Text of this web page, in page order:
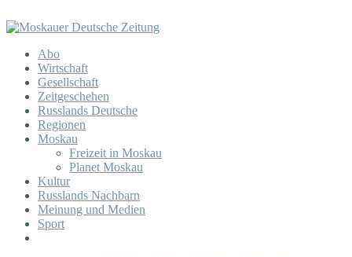
Abo
Wirtschaft
Gesellschaft
Zeitgeschehen
Russlands Deutsche
Regionen
Moskau
Freizeit in Moskau
Planet Moskau
Kultur
Russlands Nachbarn
Meinung und Medien
Sport